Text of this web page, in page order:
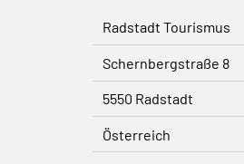
Radstadt Tourismus
Schernbergstraße 8
5550 Radstadt
Österreich